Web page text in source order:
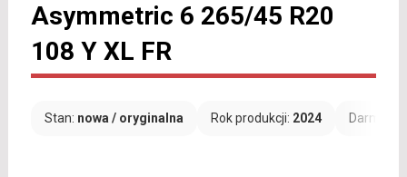
Asymmetric 6 265/45 R20
108 Y XL FR
Stan: nowa / oryginalna Rok produkcji: 2024